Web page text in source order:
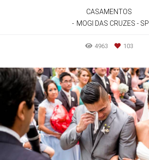
CASAMENTOS
MOGI DAS CRUZES - SP
4963 103